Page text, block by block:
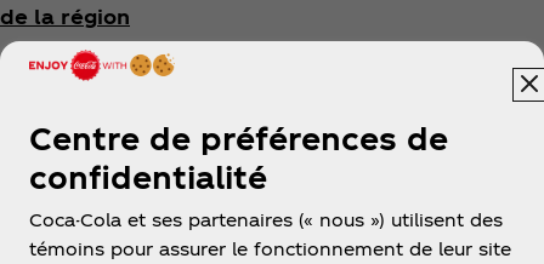
de la région
Olympiques Spéciaux Canada
Repaires jeunesse du Canada
WWF-Canada
Centre de préférences de
confidentialité
Coca-Cola et ses partenaires (« nous ») utilisent des
témoins pour assurer le fonctionnement de leur site